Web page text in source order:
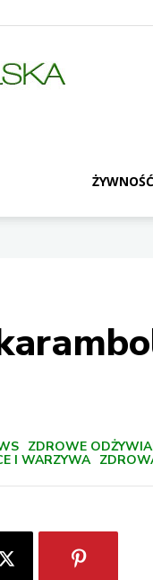
I
żywność
ŻYWNOŚĆ
ZDROWE
I WARZYWA